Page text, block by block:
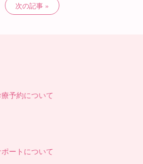
次の記事
予約について
ートについて